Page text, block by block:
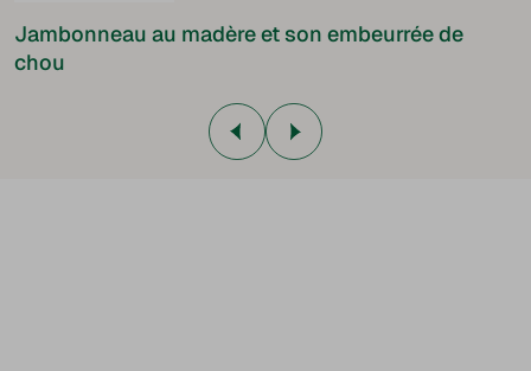
Jambonneau au madère et son embeurrée de
chou